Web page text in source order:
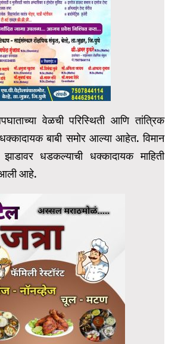
वेळची परिस्थिती आणि तांत्रिक
बाबी समोर आल्या आहेत. विमान
धडकल्याची धक्कादायक माहिती
आली आहे.